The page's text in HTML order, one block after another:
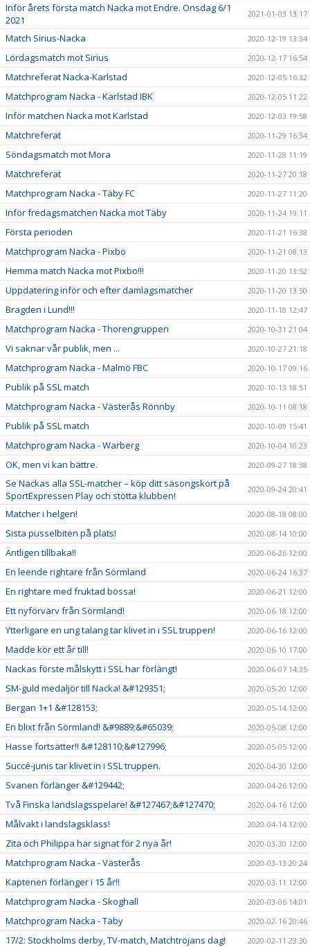
Inför årets första match Nacka mot Endre. Onsdag 6/1
2021
2021-01-03 13:17
Match Sirius-Nacka 2020-12-19 13:34
Lördagsmatch mot Sirius 2020-12-17 16:54
Matchreferat Nacka-Karlstad 2020-12-05 16:32
Matchprogram Nacka - Karlstad IBK 2020-12-05 11:22
Inför matchen Nacka mot Karlstad 2020-12-03 19:58
Matchreferat 2020-11-29 16:34
Söndagsmatch mot Mora 2020-11-28 11:19
Matchreferat 2020-11-27 20:18
Matchprogram Nacka - Täby FC 2020-11-27 11:20
Inför fredagsmatchen Nacka mot Täby 2020-11-24 19:11
Första perioden 2020-11-21 16:38
Matchprogram Nacka - Pixbo 2020-11-21 08:13
Hemma match Nacka mot Pixbo!!! 2020-11-20 13:52
Uppdatering inför och efter damlagsmatcher 2020-11-20 13:50
Bragden i Lund!!! 2020-11-18 12:47
Matchprogram Nacka - Thorengruppen 2020-10-31 21:04
Vi saknar vår publik, men ... 2020-10-27 21:18
Matchprogram Nacka - Malmö FBC 2020-10-17 09:16
Publik på SSL match 2020-10-13 18:51
Matchprogram Nacka - Västerås Rönnby 2020-10-11 08:18
Publik på SSL match 2020-10-09 15:41
Matchprogram Nacka - Warberg 2020-10-04 10:23
OK, men vi kan bättre. 2020-09-27 18:38
Se Nackas alla SSL-matcher – köp ditt säsongskort på
SportExpressen Play och stötta klubben!
2020-09-24 20:41
Matcher i helgen! 2020-08-18 08:00
Sista pusselbiten på plats! 2020-08-14 10:00
Äntligen tillbaka!! 2020-06-26 12:00
En leende rightare från Sörmland 2020-06-24 16:37
En rightare med fruktad bössa! 2020-06-21 12:00
Ett nyförvärv från Sörmland! 2020-06-18 12:00
Ytterligare en ung talang tar klivet in i SSL truppen! 2020-06-16 12:00
Madde kör ett år till! 2020-06-10 17:00
Nackas förste målskytt i SSL har förlängt! 2020-06-07 14:35
SM-guld medaljör till Nacka! &#129351; 2020-05-20 12:00
Bergan 1+1 &#128153; 2020-05-14 12:00
En blixt från Sörmland! &#9889;&#65039; 2020-05-08 12:00
Hasse fortsätter!! &#128110;&#127996; 2020-05-05 12:00
Succé-junis tar klivet in i SSL truppen. 2020-04-30 12:00
Svanen förlänger &#129442; 2020-04-26 12:00
Två Finska landslagsspelare! &#127467;&#127470; 2020-04-16 12:00
Målvakt i landslagsklass! 2020-04-14 12:00
Zita och Philippa har signat för 2 nya år! 2020-03-30 12:00
Matchprogram Nacka - Västerås 2020-03-13 20:24
Kaptenen förlänger i 15 år!! 2020-03-11 12:00
Matchprogram Nacka - Skoghall 2020-03-06 14:01
Matchprogram Nacka - Täby 2020-02-16 20:46
17/2: Stockholms derby, TV-match, Matchtröjans dag! 2020-02-11 23:30